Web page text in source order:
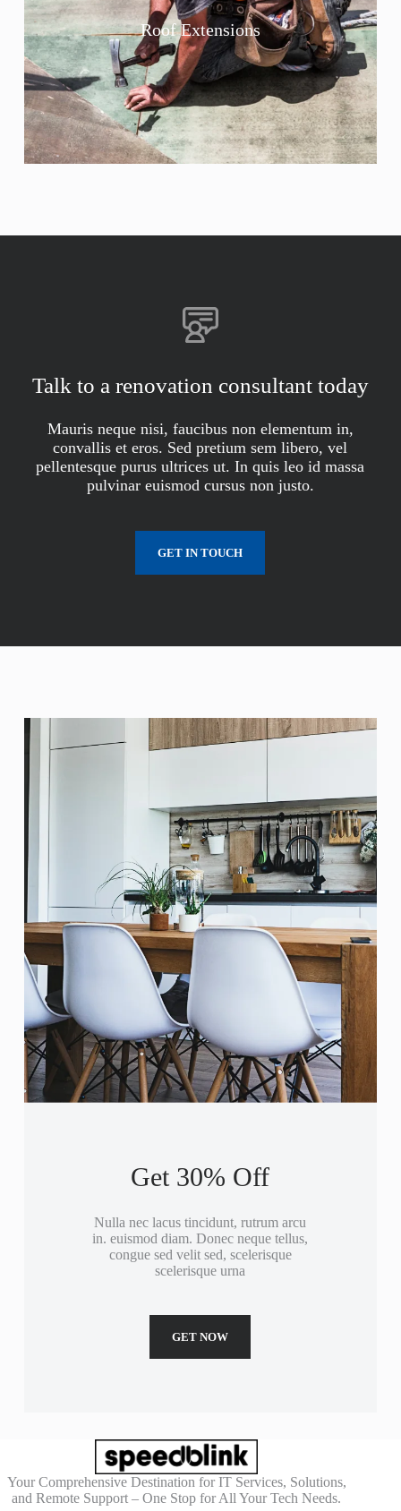
Roof Extensions
Talk to a renovation consultant today
Mauris neque nisi, faucibus non elementum in,
convallis et eros. Sed pretium sem libero, vel
pellentesque purus ultrices ut. In quis leo id massa
pulvinar euismod cursus non justo.
GET IN TOUCH
Get 30% Off
Nulla nec lacus tincidunt, rutrum arcu
in. euismod diam. Donec neque tellus,
congue sed velit sed, scelerisque
scelerisque urna
GET NOW
Your Comprehensive Destination for IT Services, Solutions,
and Remote Support – One Stop for All Your Tech Needs.